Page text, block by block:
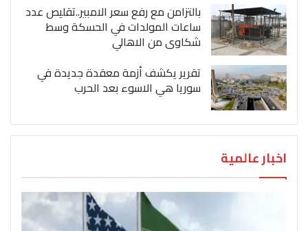
بالتزامن مع رفع سعر الامبير..تقليص عدد
ساعات المولدات في الحسكة وسط
شكاوى من الاهالي
تقرير يكشف أزمة معقدة جديدة في
سوريا هي الاسوء بعد الحرب
اخبار عالمية